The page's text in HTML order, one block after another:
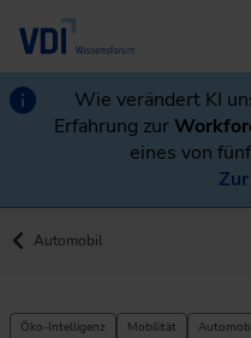
Wie verändert KI
Erfahrung zur
eines von
Automobil
Öko-Intelligenz Mobilität